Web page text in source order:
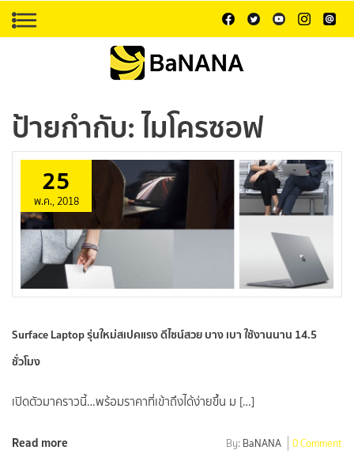
ป้ายกำกับ:ไมโครซอฟ
25
พ.ค., 2018
Surface Laptop รุ่นใหม่สเปคแรง ดีไซน์สวย บาง เบา ใช้งานนาน 14.5
ชั่วโมง
เปิดตัวมาคราวนี้…พร้อมราคาที่เข้าถึงได้ง่ายขึ้น ม […]
Read more By: BaNANA 0 Comment